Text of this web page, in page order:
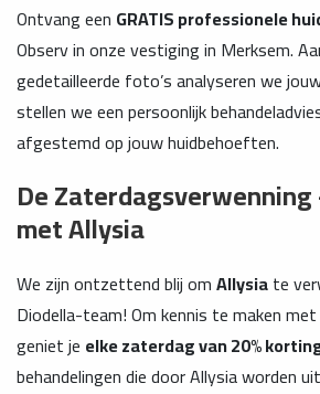
Ontvang een GRATIS professionele
Observ in onze vestiging in Merksem.
gedetailleerde foto’s analyseren we
stellen we een persoonlijk
afgestemd op jouw huidbehoeften.
De
met Allysia
We zijn ontzettend blij omAllysiate
Diodella-team! Om kennis te maken
geniet je elke zaterdag van 20%
behandelingen die door Allysia worden